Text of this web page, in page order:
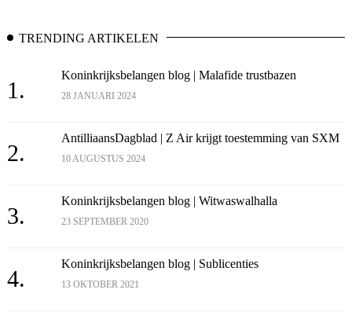
TRENDING ARTIKELEN
1.
Koninkrijksbelangen blog | Malafide trustbazen
28 JANUARI 2024
2.
AntilliaansDagblad | Z Air krijgt toestemming van SXM
10 AUGUSTUS 2024
3.
Koninkrijksbelangen blog | Witwaswalhalla
23 SEPTEMBER 2020
4.
Koninkrijksbelangen blog | Sublicenties
13 OKTOBER 2021